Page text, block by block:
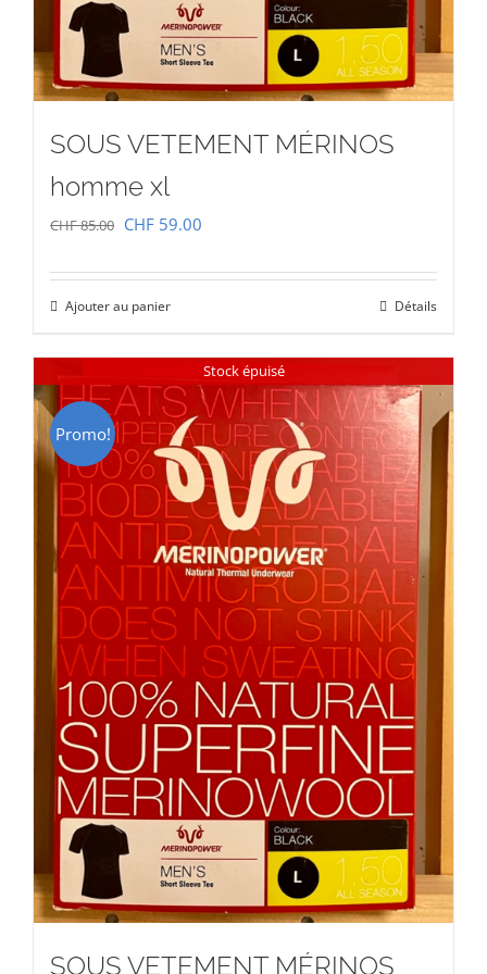
SOUS VETEMENT MÉRINOS
homme xl
CHF85.00 Le
était :
CHF 85.00.
CHF 59.00
CHF 59.00.
Ajouter au panier Détails
Stock épuisé
Promo!
SOUS VETEMENT MÉRINOS